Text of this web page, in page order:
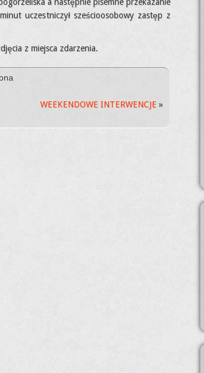
uczestniczył sześcioosobowy zastęp z
z miejsca zdarzenia.
WEEKENDOWE INTERWENCJE »